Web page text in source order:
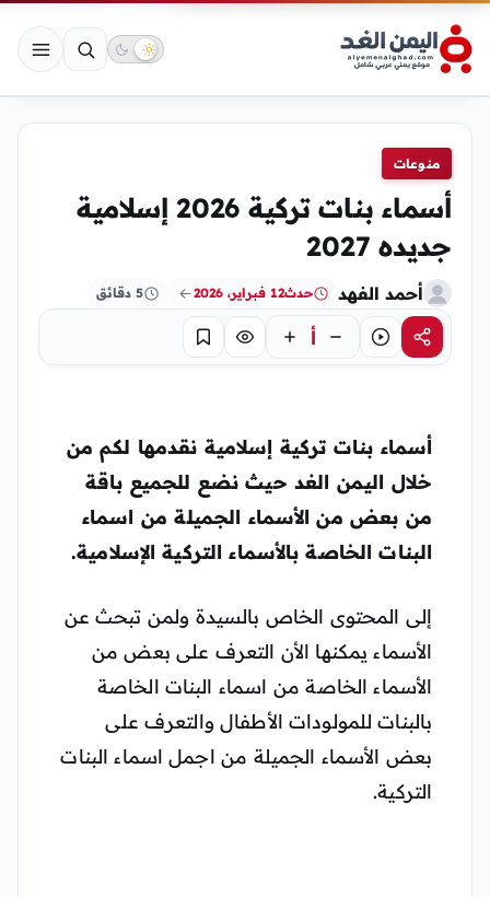
منوعات
أسماء بنات تركية 2026 إسلامية
جديده 2027
أحمد الفهد حدث12 فبراير، 2026 5 دقائق
مشاركةاستماع أ تركيز حفظ
أسماء بنات تركية إسلامية نقدمها لكم من
خلال اليمن الغد حيث نضع للجميع باقة
من بعض من الأسماء الجميلة من اسماء
البنات الخاصة بالأسماء التركية الإسلامية.
إلى المحتوى الخاص بالسيدة ولمن تبحث عن
الأسماء يمكنها الأن التعرف على بعض من
الأسماء الخاصة من اسماء البنات الخاصة
بالبنات للمولودات الأطفال والتعرف على
بعض الأسماء الجميلة من اجمل اسماء البنات
التركية.